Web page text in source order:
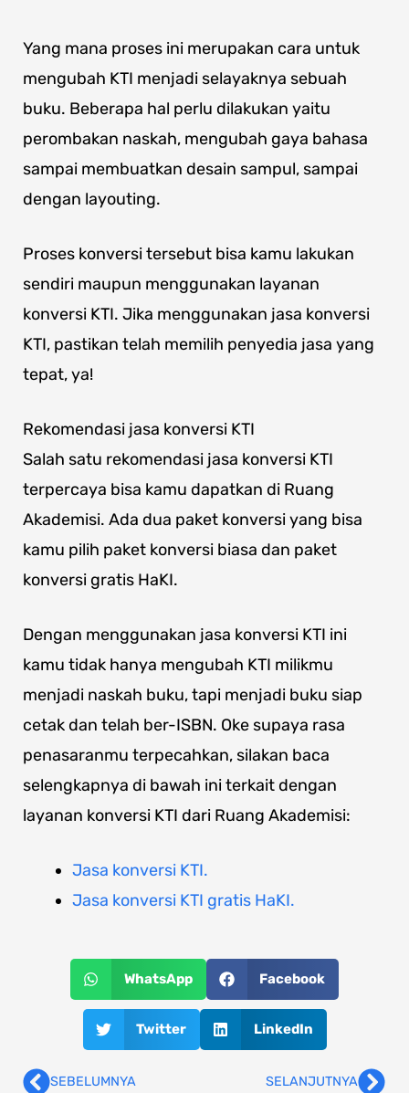
Yang mana proses ini merupakan cara untuk
mengubah KTI menjadi selayaknya sebuah
buku. Beberapa hal perlu dilakukan yaitu
perombakan naskah, mengubah gaya bahasa
sampai membuatkan desain sampul, sampai
dengan layouting.
Proses konversi tersebut bisa kamu lakukan
sendiri maupun menggunakan layanan
konversi KTI. Jika menggunakan jasa konversi
KTI, pastikan telah memilih penyedia jasa yang
tepat, ya!
Rekomendasi jasa konversi KTI
Salah satu rekomendasi jasa konversi KTI
terpercaya bisa kamu dapatkan di Ruang
Akademisi. Ada dua paket konversi yang bisa
kamu pilih paket konversi biasa dan paket
konversi gratis HaKI.
Dengan menggunakan jasa konversi KTI ini
kamu tidak hanya mengubah KTI milikmu
menjadi naskah buku, tapi menjadi buku siap
cetak dan telah ber-ISBN. Oke supaya rasa
penasaranmu terpecahkan, silakan baca
selengkapnya di bawah ini terkait dengan
layanan konversi KTI dari Ruang Akademisi:
Jasa konversi KTI.
Jasa konversi KTI gratis HaKI.
WhatsApp Facebook
Twitter LinkedIn
SEBELUMNYA SELANJUTNYA